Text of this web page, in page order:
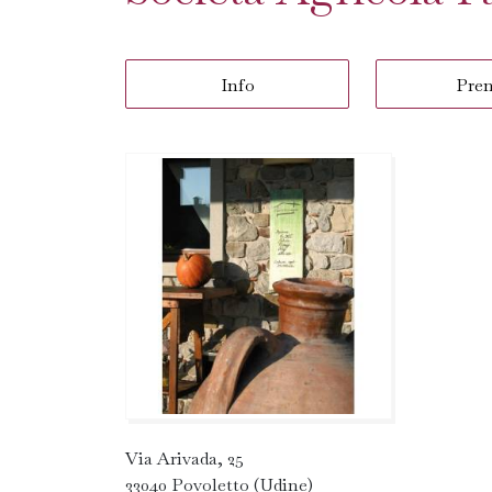
Info
Via Arivada, 25
33040 Povoletto (Udine)